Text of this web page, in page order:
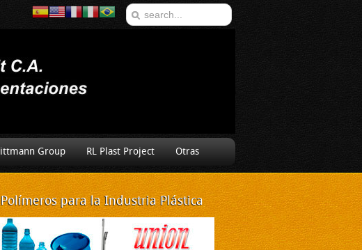
Group RL Plast Project Otras
para la Industria Plástica